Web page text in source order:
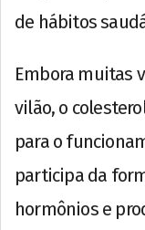
de hábitos
Embora muitas
vilão, o
para o
participa da
hormônios e